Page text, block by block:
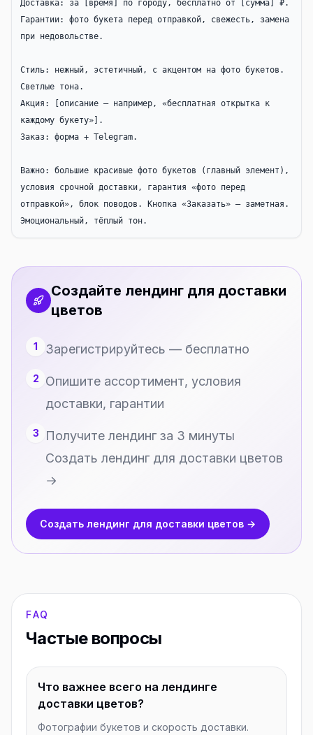
Доставка: за [время] по городу, бесплатно от [сумма] ₽.
Гарантии: фото букета перед отправкой, свежесть, замена
при недовольстве.
Стиль: нежный, эстетичный, с акцентом на фото букетов.
Светлые тона.
Акция: [описание — например, «бесплатная открытка к
каждому букету»].
Заказ: форма + Telegram.
Важно: большие красивые фото букетов (главный элемент),
условия срочной доставки, гарантия «фото перед
отправкой», блок поводов. Кнопка «Заказать» — заметная.
Эмоциональный, тёплый тон.
Создайте лендинг для доставки
цветов
1 Зарегистрируйтесь — бесплатно
2
Опишите ассортимент, условия
доставки, гарантии
3
Получите лендинг за 3 минуты
Создать лендинг для доставки цветов
→
Создать лендинг для доставки цветов →
FAQ
Частые вопросы
Что важнее всего на лендинге
доставки цветов?
Фотографии букетов и скорость доставки.